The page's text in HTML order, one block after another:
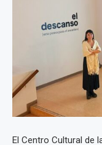
El Centro Cultural de